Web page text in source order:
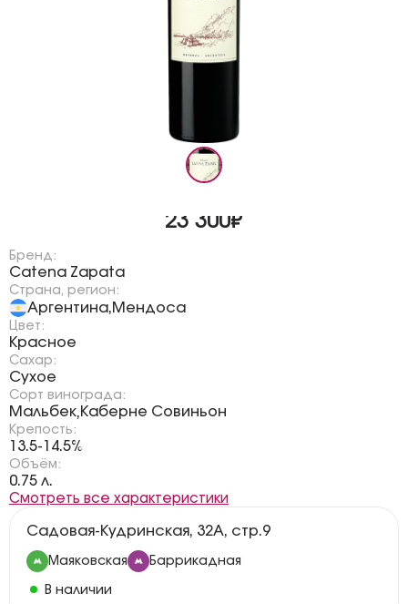
23 300₽
Бренд:
Catena Zapata
Страна, регион:
Аргентина,Мендоса
Цвет:
Красное
Сахар:
Сухое
Сорт винограда:
Мальбек,Каберне Совиньон
Крепость:
13.5-14.5%
Объём:
0.75 л.
Смотреть все характеристики
Садовая-Кудринская, 32А, стр.9
Маяковская Баррикадная
В наличии